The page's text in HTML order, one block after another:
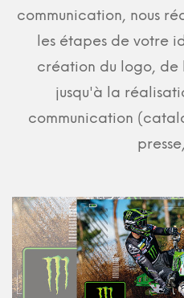
communication, nous
les étapes de votre
création du logo,
jusqu'à la
communication